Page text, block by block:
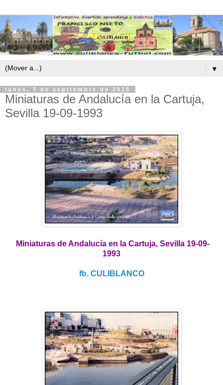
▼
lunes, 7 de septiembre de 2015
Miniaturas de Andalucía en la Cartuja,
Sevilla 19-09-1993
Miniaturas de Andalucía en la Cartuja, Sevilla 19-09-
1993
fb. CULIBLANCO